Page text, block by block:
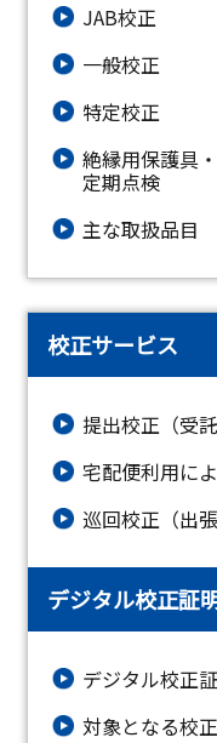
JAB校正
一般校正
特定校正
絶縁⽤保護具
定期点検
主な取扱品目
校正サービス
提出校正（受託
宅配便利用に
巡回校正（出張
デジタル校正証
デジタル校正
対象となる校